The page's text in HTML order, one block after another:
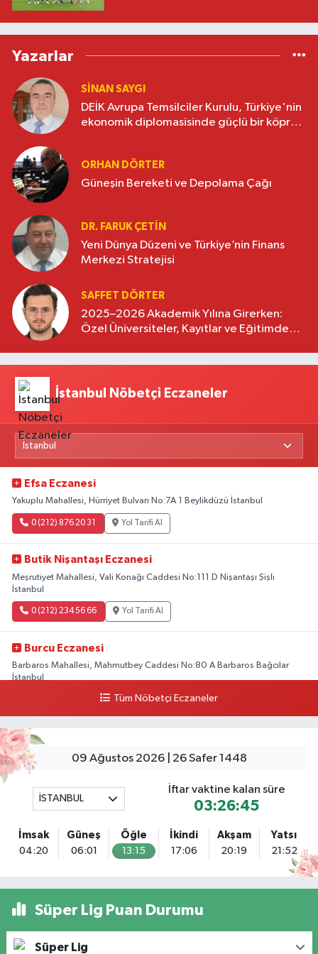
Yazarlar
SINAN SAYGI
DEİK Avrupa Temsilciler Kurulu, Türkiye'nin
ekonomik diplomasisinde güçlü bir köprü
ORHAN DÖRTER
Güneşin Bereketi ve Depolama Çağı
DR. FARUK ÇETİN
Yeni Dünya Düzeni ve Türkiye’nin Finans
Merkezi Stratejisi
SAFFET DÖRTER
2025–2026 Akademik Yılına Girerken:
Özel Üniversiteler, Kayıtlar ve Eğitimde
İstanbul Nöbetçi Eczaneler
Efsa Eczanesi
Yakuplu Mahallesi, Hürriyet Bulvarı No:7A 1 Beylikdüzü İstanbul
0 (212) 876 20 31 Yol Tarifi Al
Butik Nişantaşı Eczanesi
Meşrutiyet Mahallesi, Vali Konağı Caddesi No:111 D Nişantaşı Şişli
İstanbul
0 (212) 234 56 66 Yol Tarifi Al
Burcu Eczanesi
Barbaros Mahallesi, Mahmutbey Caddesi No:80 A Barbaros Bağcılar
İstanbul
Yol Tarifi Al
Tuna Tillo Eczanesi
Akşemsettin Mahallesi, Akdeniz Caddesi No:12 A Fatih İstanbul
Tersane İstanbul Eczanesi
Camiikebir Mahallesi, Taşkızak Tersanesi Caddesi No:6 6B Kasımpaşa
Nuh Eczanesi
Fetih Mahallesi, Hicazkar Sokak, Bağkur Sitesi No:10 1A Ataşehir İstanbul
Tüm Nöbetçi Eczaneler
09 Ağustos 2026 | 26 Safer 1448
İSTANBUL
İftar vaktine kalan süre
03:26:43
İmsak
04:20
Güneş
06:01
Öğle
13:15
İkindi
17:06
Akşam
20:19
Yatsı
21:52
Süper Lig Puan Durumu
Süper Lig